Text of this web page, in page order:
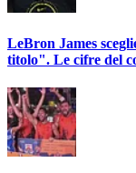
LeBron James
titolo". Le cifre del